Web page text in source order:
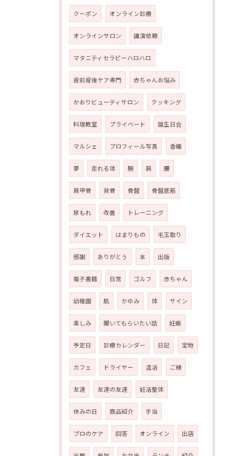
クーポン オンライン診療
オンラインサロン 講演依頼
マタニティセラピーハロハロ
産前産後ケア専門 赤ちゃんお悩み
かおりビューティサロン クッキング
料理教室 プライベート 誕生日会
マルシェ プロフィール写真 香織
夢 走れる体 腕 肩 腰
肩甲骨 背骨 骨盤 骨盤底筋
尿もれ 改善 トレーニング
ダイエット はまりもの 毛玉取り
感謝 ありがとう 本 出版
電子書籍 日常 ゴルフ 赤ちゃん
幼稚園 肌 かゆみ 体 サイン
楽しみ 聞いてもらいたい話 妊娠
予定日 診療カレンダー 日記 宝物
カフェ ドライヤー 温活 ご縁
友達 友達の友達 妊活整体
休みの日 商品紹介 手当
プロのケア 回答 オンライン 出店